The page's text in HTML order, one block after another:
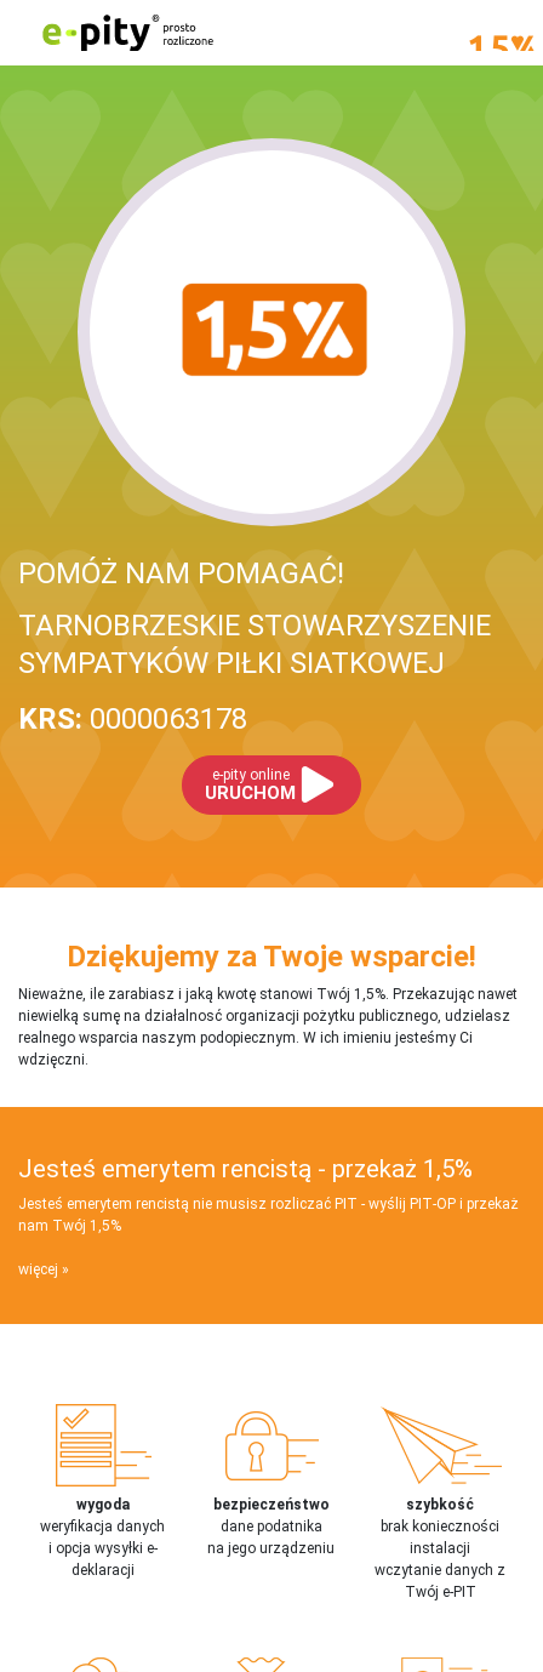
POMÓŻ NAM POMAGAĆ!
TARNOBRZESKIE STOWARZYSZENIE
SYMPATYKÓW PIŁKI SIATKOWEJ
KRS: 0000063178
e-pity online
URUCHOM
Dziękujemy za Twoje wsparcie!
Nieważne, ile zarabiasz i jaką kwotę stanowi Twój 1,5%. Przekazując nawet
niewielką sumę na działalnosć organizacji pożytku publicznego, udzielasz
realnego wsparcia naszym podopiecznym. W ich imieniu jesteśmy Ci
wdzięczni.
Jesteś emerytem rencistą - przekaż 1,5%
Jesteś emerytem rencistą nie musisz rozliczać PIT - wyślij PIT‑OP i przekaż
nam Twój 1,5%
więcej
wygoda
weryfikacja danych
i opcja wysyłki e-
deklaracji
bezpieczeństwo
dane podatnika
na jego urządzeniu
szybkość
brak konieczności
instalacji
wczytanie danych z
Twój e-PIT